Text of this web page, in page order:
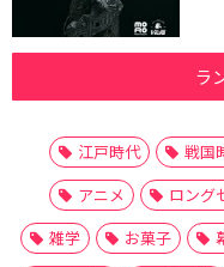
ラ
江戸時代 戦国
アニメ
ロング
雑学
お菓子